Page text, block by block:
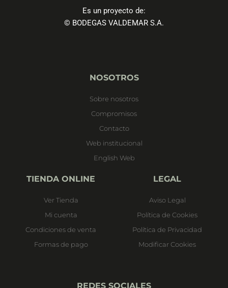
Es un proyecto de:
© BODEGAS VALDEMAR S.A.
NOSOTROS
Sobre nosotros
Compromisos
Contacto
Web institucional
English Web
TIENDA ONLINE
Ver Tienda
Mi cuenta
Condiciones de venta
Formas de pago
LEGAL
Aviso Legal
Política de Cookies
Política de Privacidad
Modificar Cookies
REDES SOCIALES